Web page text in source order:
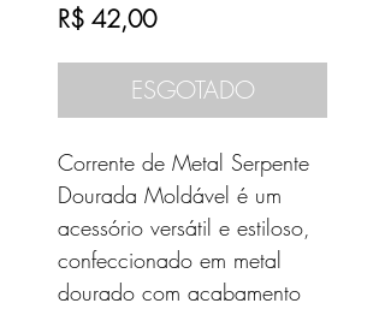
R$ 42,00Preço
ESGOTADO
Corrente de Metal Serpente
Dourada Moldável é um
acessório versátil e estiloso,
confeccionado em metal
dourado com acabamento